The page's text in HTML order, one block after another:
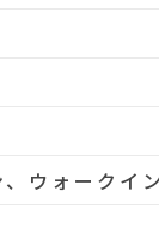
ウォークイ